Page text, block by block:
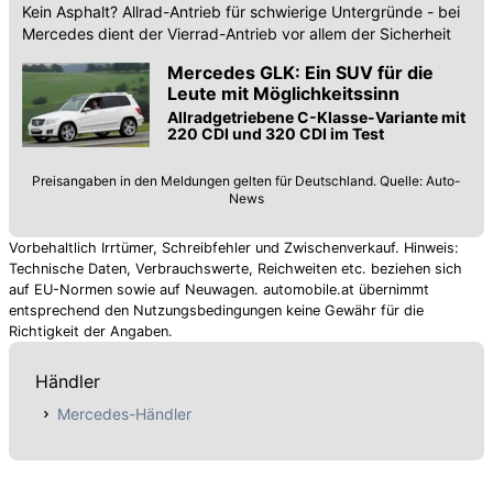
Kein Asphalt? Allrad-Antrieb für schwierige Untergründe - bei
Mercedes dient der Vierrad-Antrieb vor allem der Sicherheit
Mercedes GLK: Ein SUV für die
Leute mit Möglichkeitssinn
Allradgetriebene C-Klasse-Variante mit
220 CDI und 320 CDI im Test
Preisangaben in den Meldungen gelten für Deutschland. Quelle: Auto-
News
Vorbehaltlich Irrtümer, Schreibfehler und Zwischenverkauf. Hinweis:
Technische Daten, Verbrauchswerte, Reichweiten etc. beziehen sich
auf EU-Normen sowie auf Neuwagen. automobile.at übernimmt
entsprechend den Nutzungsbedingungen keine Gewähr für die
Richtigkeit der Angaben.
Händler
Mercedes-Händler